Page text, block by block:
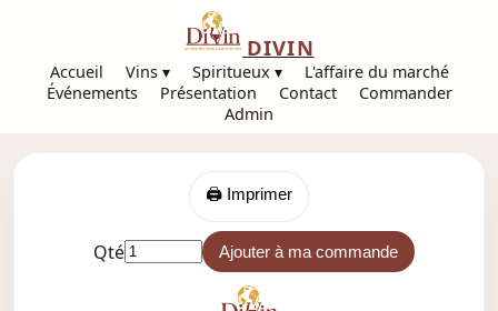
DIVIN
Accueil Vins ▾ Spiritueux ▾
L'affaire du marché
Événements
Présentation Contact
Commander
Admin
🖨️ Imprimer
Qté Ajouter à ma commande